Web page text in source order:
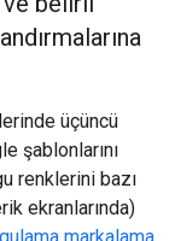
üçüncü
şablonlarını
renklerini bazı
ekranlarında)